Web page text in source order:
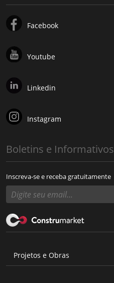
Facebook
Youtube
Linkedin
Instagram
Boletins e Informativos
Inscreva-se e receba gratuitamente
Projetos e Obras